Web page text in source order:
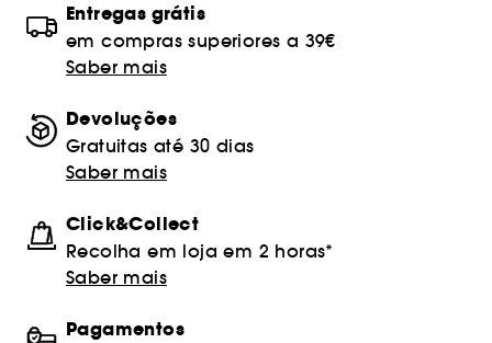
Entregas grátis
em compras superiores a 39€
Saber mais
Devoluções
Gratuitas até 30 dias
Saber mais
Click&Collect
Recolha em loja em 2 horas*
Saber mais
Pagamentos